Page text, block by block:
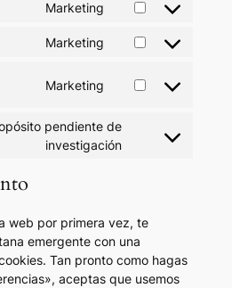
Marketing
Consent
service
fonts
Marketing
Consent
service
fonts
Marketing
Consent
service
google-
pendiente de
investigación
Consent
web por primera vez, te
emergente con una
Tan pronto como hagas
aceptas que usemos